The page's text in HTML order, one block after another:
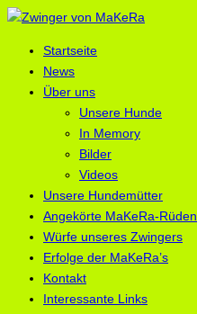
Startseite
News
Über uns
Unsere Hunde
In Memory
Bilder
Videos
Unsere Hundemütter
Angekörte MaKeRa-Rüden
Würfe unseres Zwingers
Erfolge der MaKeRa’s
Kontakt
Interessante Links